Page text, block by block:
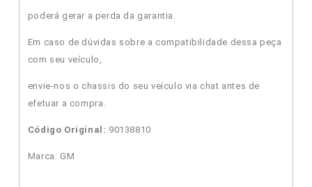
poderá gerar a perda da garantia.
Em caso de dúvidas sobre a compatibilidade dessa peça
com seu veículo,
envie-nos o chassis do seu veículo via chat antes de
efetuar a compra.
Código Original: 90138810
Marca: GM